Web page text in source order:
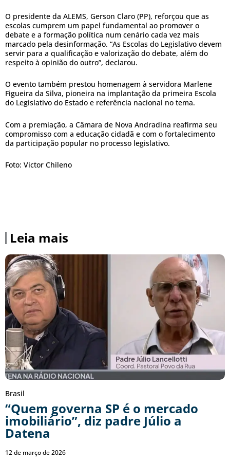
O presidente da ALEMS, Gerson Claro (PP), reforçou que as
escolas cumprem um papel fundamental ao promover o
debate e a formação política num cenário cada vez mais
marcado pela desinformação. “As Escolas do Legislativo devem
servir para a qualificação e valorização do debate, além do
respeito à opinião do outro”, declarou.
O evento também prestou homenagem à servidora Marlene
Figueira da Silva, pioneira na implantação da primeira Escola
do Legislativo do Estado e referência nacional no tema.
Com a premiação, a Câmara de Nova Andradina reafirma seu
compromisso com a educação cidadã e com o fortalecimento
da participação popular no processo legislativo.
Foto: Victor Chileno
Leia mais
Brasil
“Quem governa SP é o mercado
imobiliário”, diz padre Júlio a
Datena
12 de março de 2026